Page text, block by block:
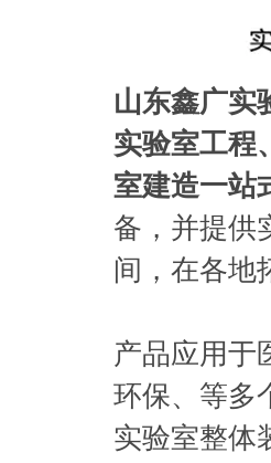
山东鑫广实
实验室工程
室建造一站
备，并提供
间，在各地
产品应用于
环保、等多
实验室整体